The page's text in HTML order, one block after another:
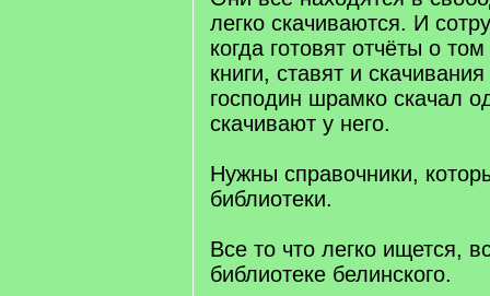
легко скачиваются. И
когда готовят отчёты о
книги, ставят и
господин шрамко скачал
скачивают у него.
Нужны справочники,
библиотеки.
Все то что легко ищется,
библиотеке белинского.